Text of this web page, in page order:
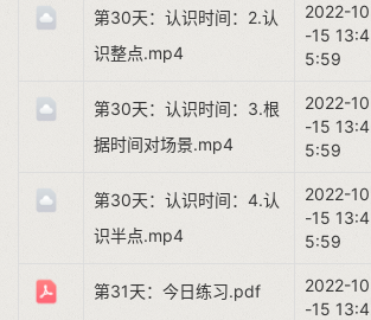
第30天：认识时间：2.认
识整点.mp4
2022-10
-15 13:4
5:59
第30天：认识时间：3.根
据时间对场景.mp4
2022-10
-15 13:4
5:59
第30天：认识时间：4.认
识半点.mp4
2022-10
-15 13:4
5:59
第31天：今日练习.pdf
2022-10
-15 13:4